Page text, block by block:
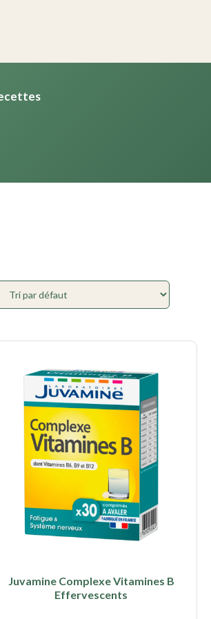
Juvamine Complexe Vitamines B
Effervescents